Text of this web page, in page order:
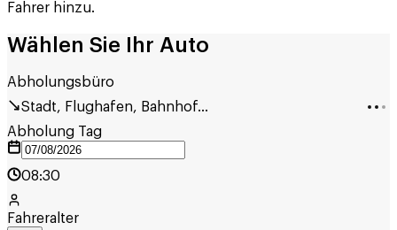
Fahrer hinzu.
Wählen Sie Ihr Auto
Abholungsbüro
Stadt, Flughafen, Bahnhof...
Abholung Tag
08:30
Fahreralter